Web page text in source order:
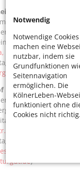
Notwendig
Notwendige Cookies
machen eine
nutzbar, indem sie
Grundfunktionen
Seitennavigation
ermöglichen. Die
KölnerLeben-
funktioniert ohne
Cookies nicht richtig.
Sommergarten am
in Riehl ist seit
zugänglich mit
Plätzchen warten.
50735 Köln
ab 15 Uhr,
Gartenterrasse
in Wahn
statt.
10, 51147 Köln
– Freitag ab 17 Uhr,
Brauhaus,
)